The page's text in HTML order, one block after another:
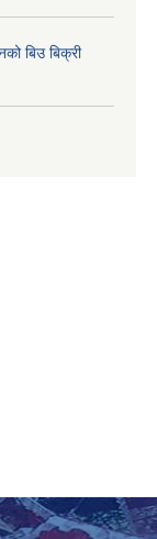
बिउ बिक्री